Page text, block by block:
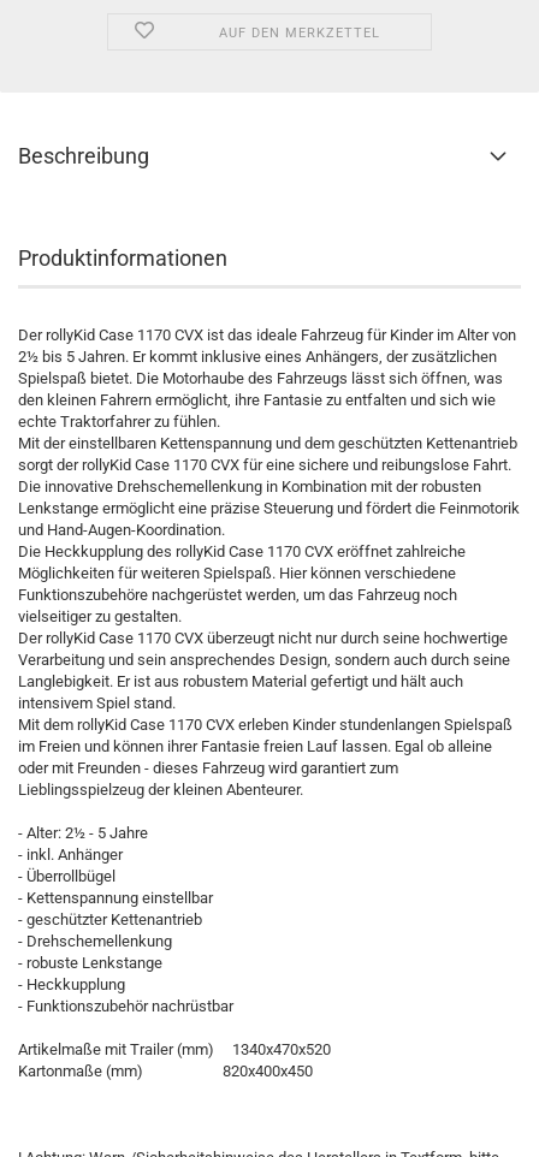
AUF DEN MERKZETTEL
Beschreibung
Produktinformationen
Der rollyKid Case 1170 CVX ist das ideale Fahrzeug für Kinder im Alter von
2½ bis 5 Jahren. Er kommt inklusive eines Anhängers, der zusätzlichen
Spielspaß bietet. Die Motorhaube des Fahrzeugs lässt sich öffnen, was
den kleinen Fahrern ermöglicht, ihre Fantasie zu entfalten und sich wie
echte Traktorfahrer zu fühlen.
Mit der einstellbaren Kettenspannung und dem geschützten Kettenantrieb
sorgt der rollyKid Case 1170 CVX für eine sichere und reibungslose Fahrt.
Die innovative Drehschemellenkung in Kombination mit der robusten
Lenkstange ermöglicht eine präzise Steuerung und fördert die Feinmotorik
und Hand-Augen-Koordination.
Die Heckkupplung des rollyKid Case 1170 CVX eröffnet zahlreiche
Möglichkeiten für weiteren Spielspaß. Hier können verschiedene
Funktionszubehöre nachgerüstet werden, um das Fahrzeug noch
vielseitiger zu gestalten.
Der rollyKid Case 1170 CVX überzeugt nicht nur durch seine hochwertige
Verarbeitung und sein ansprechendes Design, sondern auch durch seine
Langlebigkeit. Er ist aus robustem Material gefertigt und hält auch
intensivem Spiel stand.
Mit dem rollyKid Case 1170 CVX erleben Kinder stundenlangen Spielspaß
im Freien und können ihrer Fantasie freien Lauf lassen. Egal ob alleine
oder mit Freunden - dieses Fahrzeug wird garantiert zum
Lieblingsspielzeug der kleinen Abenteurer.
- Alter: 2½ - 5 Jahre
- inkl. Anhänger
- Überrollbügel
- Kettenspannung einstellbar
- geschützter Kettenantrieb
- Drehschemellenkung
- robuste Lenkstange
- Heckkupplung
- Funktionszubehör nachrüstbar
Artikelmaße mit Trailer (mm) 1340x470x520
Kartonmaße (mm) 820x400x450